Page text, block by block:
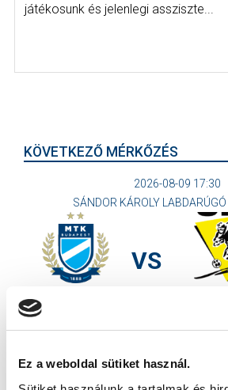
Ez a weboldal sütiket használ.
játékosunk és jelenlegi assziszte...
KÖVETKEZŐ MÉRKŐZÉS
2026-08-09 17:30
SÁNDOR KÁROLY
MTK BUDAPEST II
VS
Ne maradjon le egy eseményről sem!
hírlevelünkre: